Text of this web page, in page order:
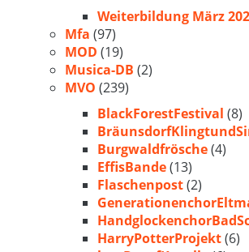
Weiterbildung März
Mfa (97)
MOD (19)
Musica-DB (2)
MVO (239)
BlackForestFestival (8)
Burgwaldfrösche(4)
EffisBande(13)
Flaschenpost(2)
HarryPotterProjekt(6)